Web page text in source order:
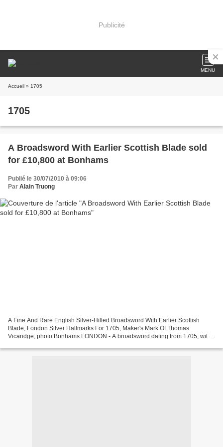
Publicité
MENU
Accueil » 1705
1705
A Broadsword With Earlier Scottish Blade sold
for £10,800 at Bonhams
Publié le 30/07/2010 à 09:06
Par Alain Truong
A Fine And Rare English Silver-Hilted Broadsword With Earlier Scottish
Blade; London Silver Hallmarks For 1705, Maker's Mark Of Thomas
Vicaridge; photo Bonhams LONDON.- A broadsword dating from 1705, with